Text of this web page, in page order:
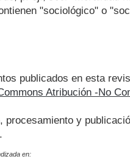
"sociológico" o
publicados en esta
Atribución -No
procesamiento y
en: